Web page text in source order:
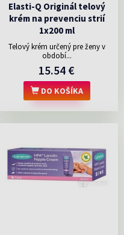
Elasti-Q Originál telový
krém na prevenciu strií
1x200 ml
Telový krém určený pre ženy v
období...
15.54 €
DO KOŠÍKA